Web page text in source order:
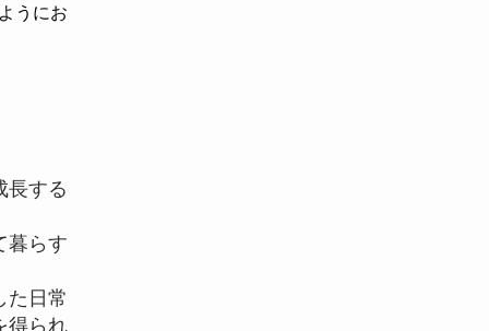
うにお
長する
暮らす
た日常
得られ